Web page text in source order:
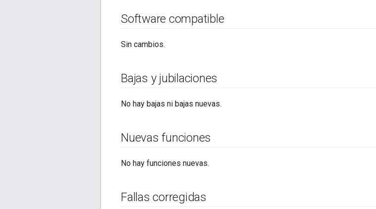
Software compatible
Sin cambios.
Bajas y jubilaciones
No hay bajas ni bajas nuevas.
Nuevas funciones
No hay funciones nuevas.
Fallas corregidas